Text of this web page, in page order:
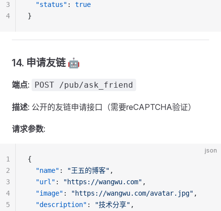
  "status"
: true
}
3
4
14. 申请友链 🤖
端点: POST /pub/ask_friend
描述: 公开的友链申请接口（需要reCAPTCHA验证）
请求参数:
json
{
  "name"
: "王五的博客" ,
  "url"
: "https://wangwu.com" ,
  "image"
: "https://wangwu.com/avatar.jpg" ,
  "description"
: "技术分享" ,
1
2
3
4
5